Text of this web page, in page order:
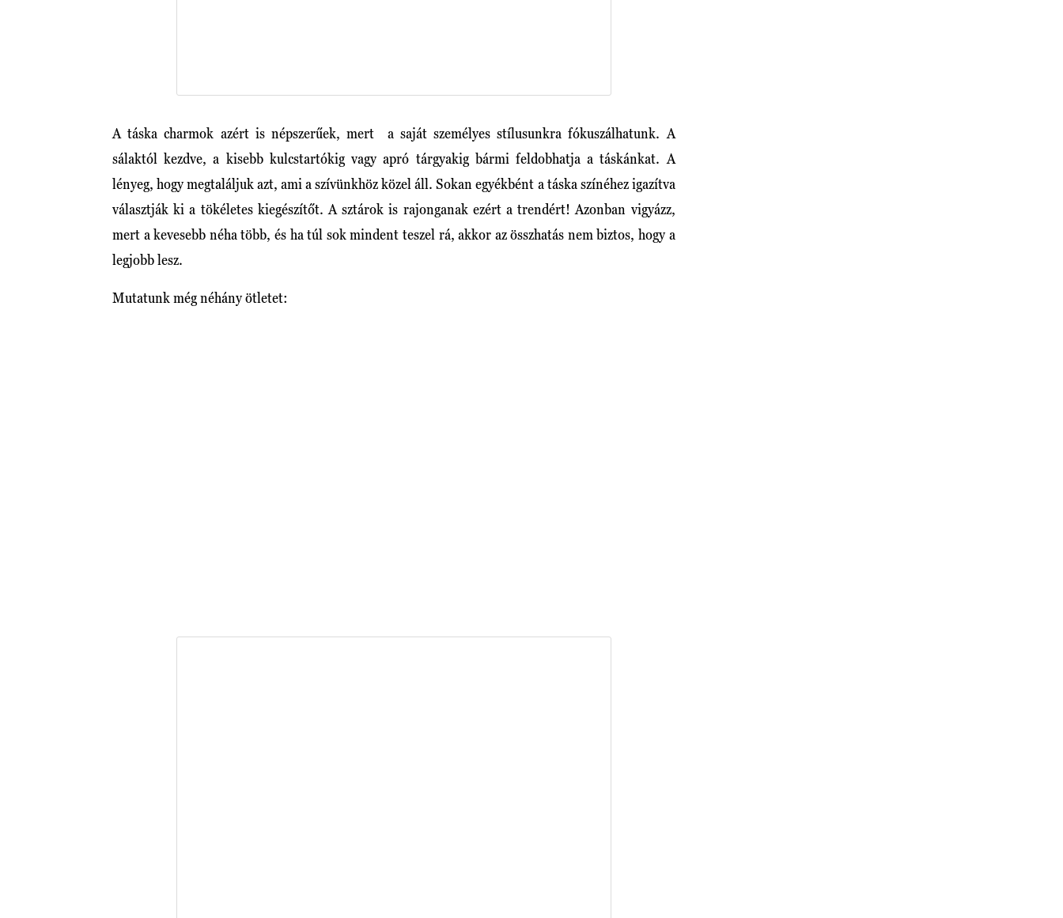
A táska charmok azért is népszerűek, mert a saját személyes stílusunkra fókuszálhatunk. A
sálaktól kezdve, a kisebb kulcstartókig vagy apró tárgyakig bármi feldobhatja a táskánkat. A
lényeg, hogy megtaláljuk azt, ami a szívünkhöz közel áll. Sokan egyékbént a táska színéhez igazítva
választják ki a tökéletes kiegészítőt. A sztárok is rajonganak ezért a trendért! Azonban vigyázz,
mert a kevesebb néha több, és ha túl sok mindent teszel rá, akkor az összhatás nem biztos, hogy a
legjobb lesz.
Mutatunk még néhány ötletet: